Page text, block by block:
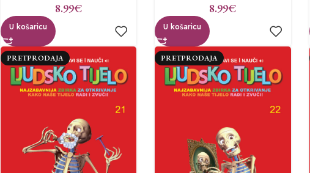
8.99€
U košaricu
8.99€
U košaricu
PRETPRODAJA PRETPRODAJA